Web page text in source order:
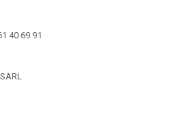
40 69 91